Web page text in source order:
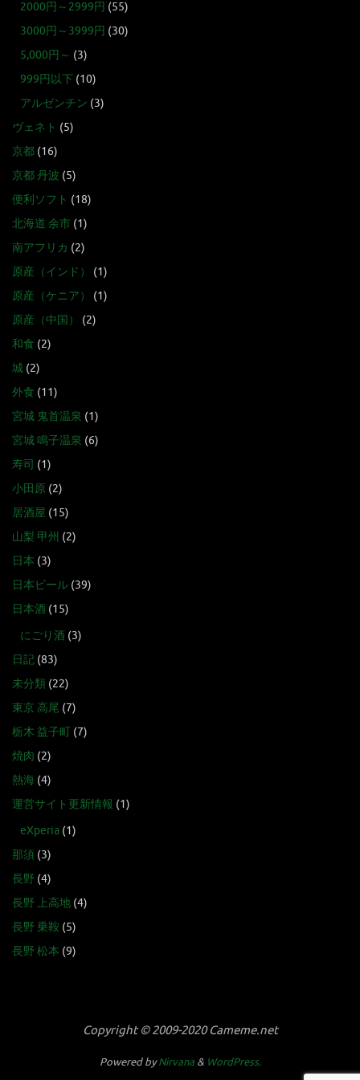
2000円～2999円 (55)
3000円～3999円 (30)
5,000円～ (3)
999円以下 (10)
アルゼンチン (3)
ヴェネト (5)
京都 (16)
京都 丹波 (5)
便利ソフト (18)
北海道 余市 (1)
南アフリカ (2)
原産（インド）
(1)
原産（ケニア）
(1)
原産（中国）
(2)
和食 (2)
城 (2)
外食 (11)
宮城 鬼首温泉 (1)
宮城 鳴子温泉 (6)
寿司 (1)
小田原 (2)
居酒屋 (15)
山梨 甲州 (2)
日本 (3)
日本ビール (39)
日本酒 (15)
にごり酒 (3)
日記 (83)
未分類 (22)
東京 高尾 (7)
栃木 益子町 (7)
焼肉 (2)
熱海 (4)
運営サイト更新情報 (1)
eXperia (1)
那須 (3)
長野 (4)
長野 上高地 (4)
長野 乗鞍 (5)
長野 松本 (9)
Copyright © 2009-2020 Cameme.net
Powered byNirvana& WordPress.